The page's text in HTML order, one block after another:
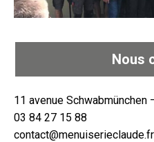
Nous
11 avenue Schwabmünchen
03 84 27 15 88
contact@menuiserieclaude.fr